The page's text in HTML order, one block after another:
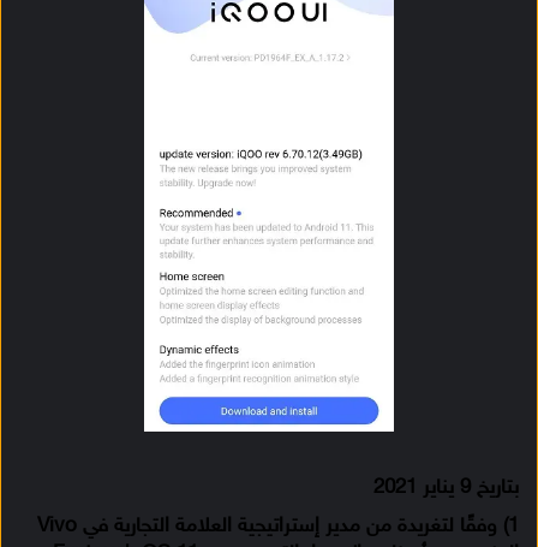
بتاريخ 9 يناير 2021
1) وفقًا لتغريدة من مدير إستراتيجية العلامة التجارية في Vivo